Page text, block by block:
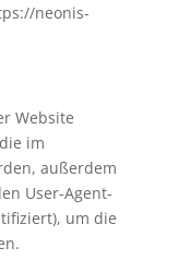
neonis-
Website
im
außerdem
User-Agent-
um die